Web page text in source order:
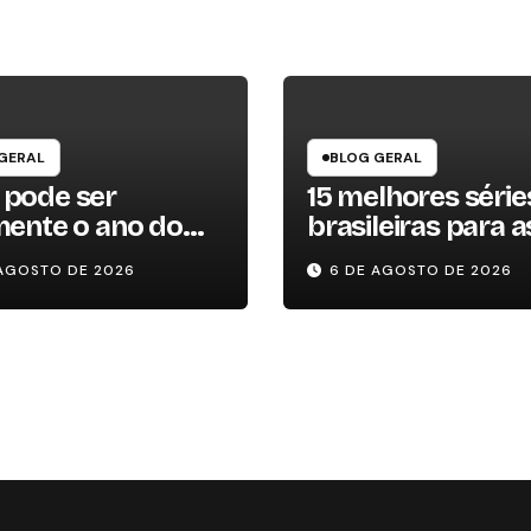
ser
o ano do
Entenda por
previsão
à tona
DE 2026
BLOG GERAL
15 melhores
brasileiras para
em 2026
6 DE AGOSTO DE 2026